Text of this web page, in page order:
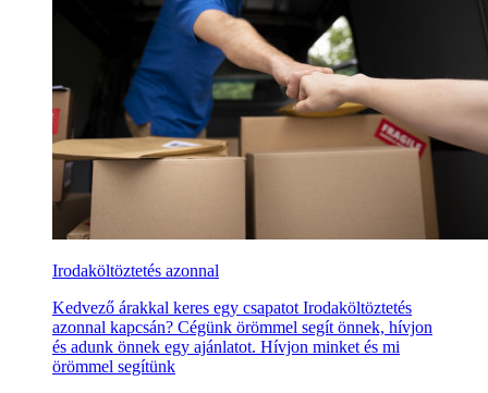
Irodaköltöztetés azonnal
Kedvező árakkal keres egy csapatot Irodaköltöztetés
azonnal kapcsán? Cégünk örömmel segít önnek, hívjon
és adunk önnek egy ajánlatot. Hívjon minket és mi
örömmel segítünk